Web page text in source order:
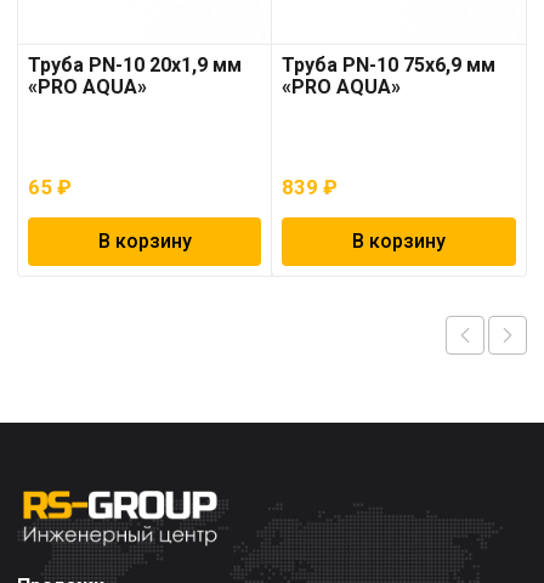
Труба PN-10 20х1,9 мм
«PRO AQUA»
65 ₽
В корзину
Труба PN-10 75х6,9 мм
«PRO AQUA»
839₽
В корзину